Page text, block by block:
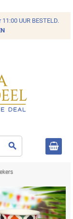
11:00 UUR BESTELD.
search